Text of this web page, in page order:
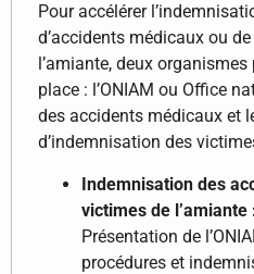
Pour accélérer
d’accidents médicaux ou
l’amiante, deux
place : l’ONIAM ou Office
des accidents médicaux et
d’indemnisation des
Indemnisation des
victimes de l’amiante
Présentation de
procédures et